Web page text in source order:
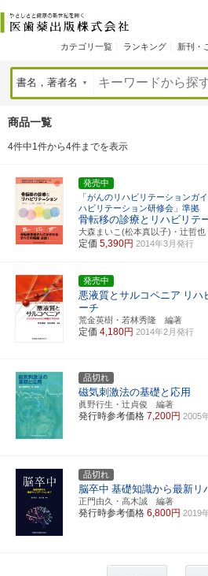
カテゴリ一覧 ランキング 新刊・
商品一覧
4件中1件から4件までを表示
発売中
「がんのリハビリテーションガ
ハビリテーション研修会」準拠
骨転移の診療とリハビリテ
大森まいこ(松本真以子)・辻哲
定価 5,390円 2014年3月発行
発売中
悪液質とサルコペニア リハ
ーチ
荒金英樹・若林秀隆 編著
定価 4,180円 2014年2月発行
品切れ
磁気刺激法の基礎と応用
眞野行生・辻貞俊 編著
発行時参考価格 7,200円 2005
品切れ
脳卒中 基礎知識から最新リ
正門由久・高木誠 編著
発行時参考価格 6,800円 2019